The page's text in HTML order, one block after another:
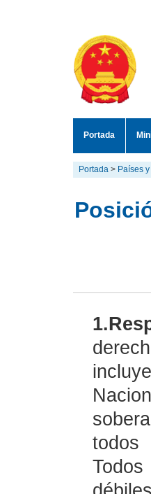
Portada
Portada > Países
todos